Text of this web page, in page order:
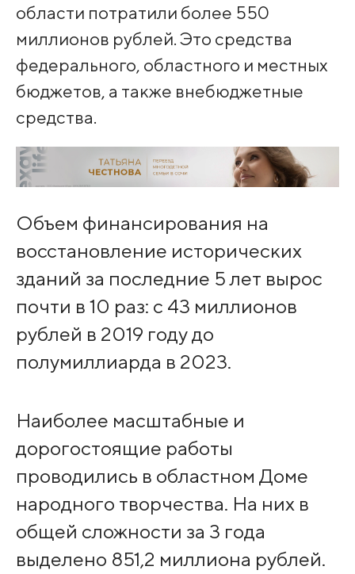
области потратили более 550
миллионов рублей. Это средства
федерального, областного и местных
бюджетов, а также внебюджетные
средства.
Объем финансирования на
восстановление исторических
зданий за последние 5 лет вырос
почти в 10 раз: с 43 миллионов
рублей в 2019 году до
полумиллиарда в 2023.
Наиболее масштабные и
дорогостоящие работы
проводились в областном Доме
народного творчества. На них в
общей сложности за 3 года
выделено 851,2 миллиона рублей.